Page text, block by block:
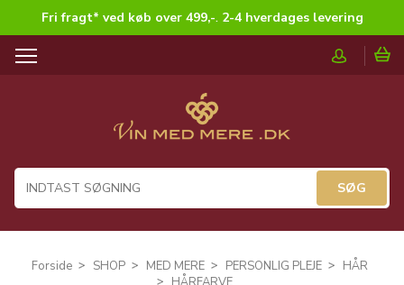
Fri fragt* ved køb over 499,-. 2-4 hverdages levering
T
a
i
gForside SHOP MED MERE PERSONLIG PLEJE
HÅR